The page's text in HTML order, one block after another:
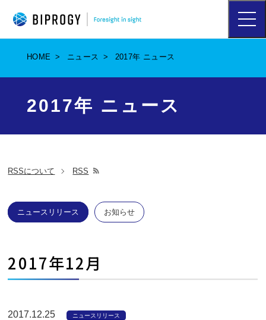
ハ
ン
ー
HOME ニュース 2017年 ニュース
2017年 ニュース
RSSについて
RSS
ィ
ン
で
ニュースリリース お知らせ
2017年12月
2017.12.25 ニュースリリース